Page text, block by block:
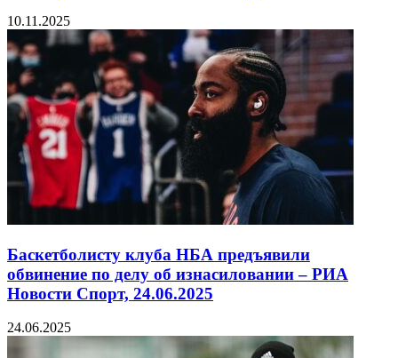
10.11.2025
Баскетболисту клуба НБА предъявили
обвинение по делу об изнасиловании – РИА
Новости Спорт, 24.06.2025
24.06.2025